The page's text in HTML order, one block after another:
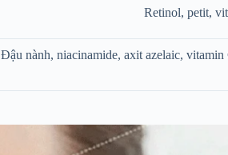
Retinol, petit,
Đậu nành, niacinamide, axit azelaic,